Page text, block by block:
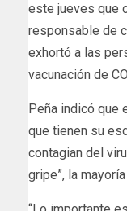
este jueves que
responsable de
exhortó a las
vacunación de
Peña indicó que
que tienen su
contagian del
gripe”, la